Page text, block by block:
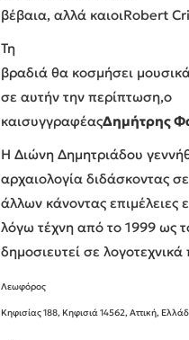
βέβαια, αλλά καιοιRobert
Τη
βραδιά θα κοσμήσει
σε αυτήν την περίπτωση,ο
καισυγγραφέαςΔημήτρης
Η Διώνη Δημητριάδου
αρχαιολογία διδάσκοντας
άλλων κάνοντας επιμέλειες
λόγω τέχνη από το 1999 ως
δημοσιευτεί σε λογοτεχνικά
Λεωφόρος
Κηφισίας 188, Κηφισιά 14562, Αττική,